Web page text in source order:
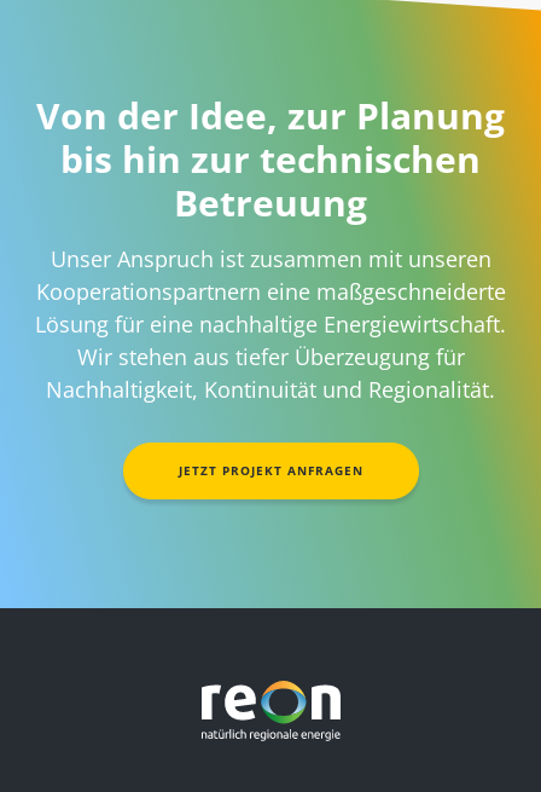
Von der Idee, zur Planung
bis hin zur technischen
Betreuung
Unser Anspruch ist zusammen mit unseren
Kooperationspartnern eine maßgeschneiderte
Lösung für eine nachhaltige Energiewirtschaft.
Wir stehen aus tiefer Überzeugung für
Nachhaltigkeit, Kontinuität und Regionalität.
JETZT PROJEKT ANFRAGEN